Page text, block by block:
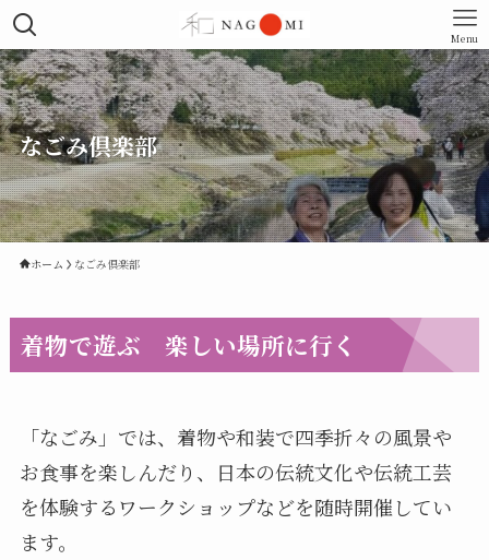
Menu
なごみ倶楽部
ホーム なごみ倶楽部
着物で遊ぶ 楽しい場所に行く
「なごみ」では、着物や和装で四季折々の風景や
お食事を楽しんだり、日本の伝統文化や伝統工芸
を体験するワークショップなどを随時開催してい
ます。